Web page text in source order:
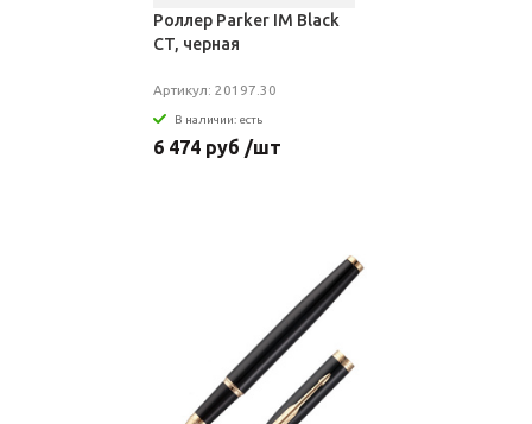
Роллер Parker IM Black
СT, черная
Артикул: 20197.30
В наличии: есть
6 474 руб /шт